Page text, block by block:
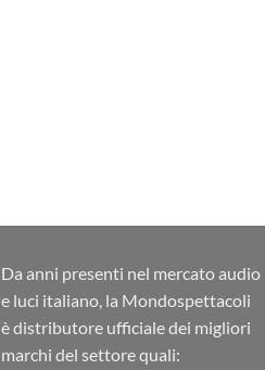
Da anni presenti nel mercato audio
e luci italiano, la Mondospettacoli
è distributore ufficiale dei migliori
marchi del settore quali: